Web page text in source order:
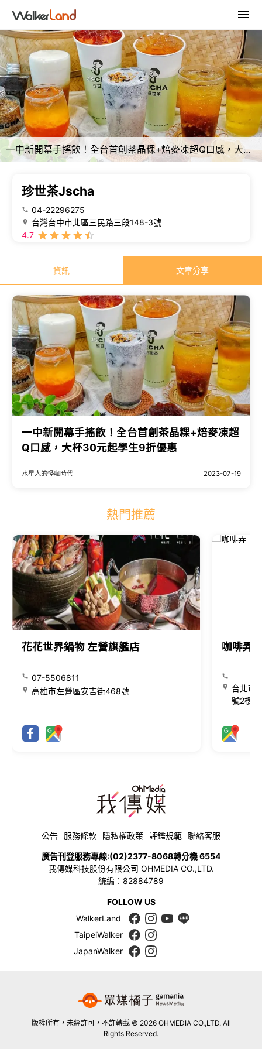
一中新開幕手搖飲！全台首創茶晶粿+焙麥凍超Q口感，大杯30元起學生9折優惠
珍世茶Jscha
04-22296275
台灣台中市北區三民路三段148-3號
4.7
資訊 文章分享
一中新開幕手搖飲！全台首創茶晶粿+焙麥凍超
Q口感，大杯30元起學生9折優惠
水星人的怪咖時代 2023-07-19
熱門推薦
花花世界鍋物 左營旗艦店
07-5506811
高雄市左營區安吉街468號
咖啡弄
台北市
號2樓
公告 服務條款 隱私權政策 評鑑規範 聯絡客服
廣告刊登服務專線:(02)2377-8068轉分機 6554
我傳媒科技股份有限公司 OHMEDIA CO.,LTD.
統編：82884789
FOLLOW US
WalkerLand
TaipeiWalker
JapanWalker
版權所有，未經許可，不許轉載 © 2026 OHMEDIA CO.,LTD. All
Rights Reserved.